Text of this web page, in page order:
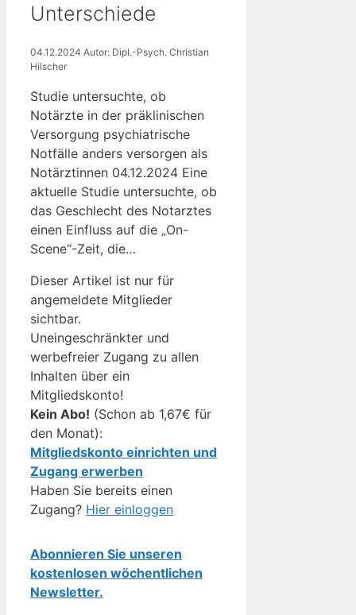
Unterschiede
04.12.2024 Autor: Dipl.-Psych. Christian
Hilscher
Studie untersuchte, ob
Notärzte in der präklinischen
Versorgung psychiatrische
Notfälle anders versorgen als
Notärztinnen 04.12.2024 Eine
aktuelle Studie untersuchte, ob
das Geschlecht des Notarztes
einen Einfluss auf die „On-
Scene“-Zeit, die…
Dieser Artikel ist nur für
angemeldete Mitglieder
sichtbar.
Uneingeschränkter und
werbefreier Zugang zu allen
Inhalten über ein
Mitgliedskonto!
Kein Abo! (Schon ab 1,67€ für
den Monat):
Mitgliedskonto einrichten und
Zugang erwerben
Haben Sie bereits einen
Zugang? Hier einloggen
Abonnieren Sie unseren
kostenlosen wöchentlichen
Newsletter.